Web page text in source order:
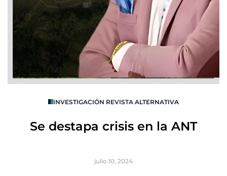
INVESTIGACIÓN REVISTA ALTERNATIVA
Se destapa crisis en la ANT
julio 10, 2024